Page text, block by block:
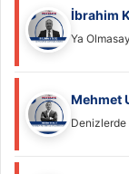
İbrahim
Ya
Mehmet